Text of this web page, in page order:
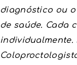
diagnóstico ou
de saúde. Cada
individualmente.